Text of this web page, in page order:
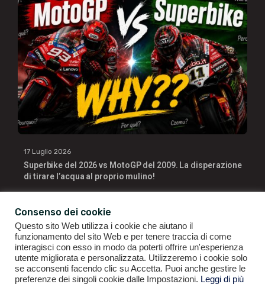
17 Luglio 2026
Superbike del 2026 vs MotoGP del 2009. La disperazione
di tirare l’acqua al proprio mulino!
GIANLUIGI RAGNO | P.IVA 09196141007 | ©2021ALL RIGHTS
Consenso dei cookie
Questo sito Web utilizza i cookie che aiutano il
funzionamento del sito Web e per tenere traccia di come
interagisci con esso in modo da poterti offrire un'esperienza
utente migliorata e personalizzata. Utilizzeremo i cookie solo
se acconsenti facendo clic su Accetta. Puoi anche gestire le
preferenze dei singoli cookie dalle Impostazioni. Leggi di più